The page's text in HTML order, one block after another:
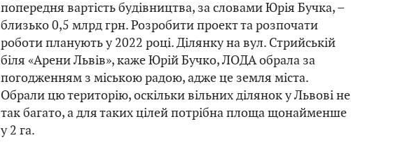
попередня вартість будівництва, за словами Юрія Бучка, –
близько 0,5 млрд грн. Розробити проект та розпочати
роботи планують у 2022 році. Ділянку на вул. Стрийській
біля «Арени Львів», каже Юрій Бучко, ЛОДА обрала за
погодженням з міською радою, адже це земля міста.
Обрали цю територію, оскільки вільних ділянок у Львові не
так багато, а для таких цілей потрібна площа щонайменше
у 2 га.